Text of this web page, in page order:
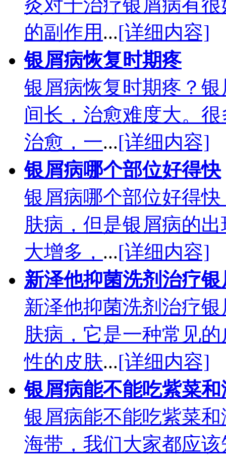
灸对于治疗银屑病有
的副作用 ...[详细内容]
银屑病恢复时期疼
银屑病恢复时期疼？
间长，治愈难度大。
治愈，一...[详细内容]
银屑病哪个部位好得快
银屑病哪个部位好得
肤病，但是银屑病的
大增多， ...[详细内容]
新泽他抑菌洗剂治疗银
新泽他抑菌洗剂治疗
肤病，它是一种常见
性的皮肤...[详细内容]
银屑病能不能吃紫菜和
银屑病能不能吃紫菜
海带，我们大家都应